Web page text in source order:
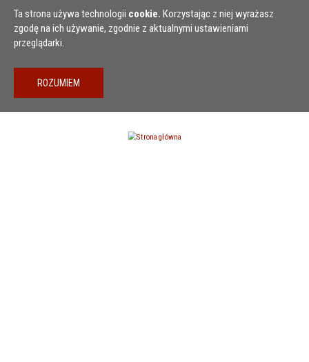
Przejdź do treści
Ta strona używa technologii cookie. Korzystając z niej wyrażasz
zgodę na ich używanie, zgodnie z aktualnymi ustawieniami
przeglądarki.